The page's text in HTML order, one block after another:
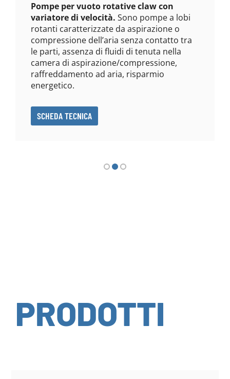
Pompe per vuoto rotative claw con
variatore di velocità. Sono pompe a lobi
rotanti caratterizzate da aspirazione o
compressione dell’aria senza contatto tra
le parti, assenza di fluidi di tenuta nella
camera di aspirazione/compressione,
raffreddamento ad aria, risparmio
energetico.
SCHEDA TECNICA
PRODOTTI